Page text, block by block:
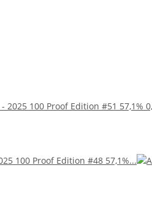
2025 100 Proof Edition #51 57,1%